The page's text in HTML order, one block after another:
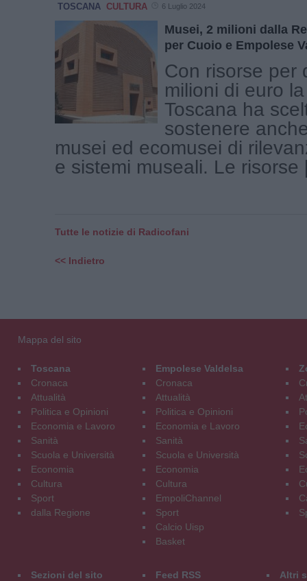
TOSCANA CULTURA 6 Luglio 2024
Musei, 2 milioni dalla
per Cuoio e Empolese
Con risorse per
milioni di euro
Toscana ha
sostenere
musei ed ecomusei di
e sistemi museali. Le risorse
Tutte le notizie di Radicofani
<< Indietro
Mappa del sito
Toscana
Cronaca
Attualità
Politica e Opinioni
Economia e Lavoro
Sanità
Scuola e Università
Economia
Cultura
Sport
dalla Regione
Empolese Valdelsa
Cronaca
Attualità
Politica e Opinioni
Economia e Lavoro
Sanità
Scuola e Università
Economia
Cultura
EmpoliChannel
Sport
Calcio Uisp
Basket
Sezioni del sito
Feed RSS
Altri